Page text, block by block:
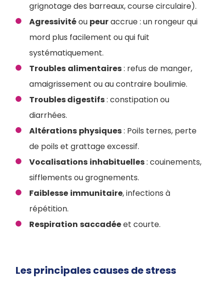
grignotage des barreaux, course circulaire).
Agressivitéou peuraccrue : un rongeur qui
mord plus facilement ou qui fuit
systématiquement.
Troubles alimentaires: refus de manger,
amaigrissement ou au contraire boulimie.
Troubles digestifs: constipation ou
diarrhées.
Altérations physiques: Poils ternes, perte
de poils et grattage excessif.
Vocalisations inhabituelles: couinements,
sifflements ou grognements.
Faiblesse immunitaire, infections à
répétition.
Respiration saccadéeet courte.
Les principales causes de stress